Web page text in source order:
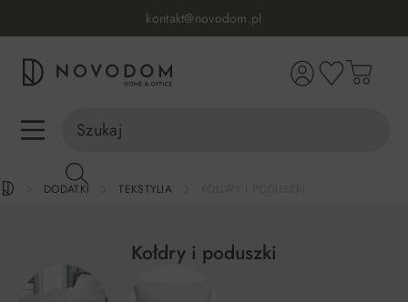
kontakt@novodom.pl
Dostawa z wniesieniem
30 dni na zwrot lub wymianę
98% zadowolonych klientów
DODATKI TEKSTYLIA
Kołdry i poduszki